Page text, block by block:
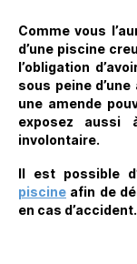
Comme vous
d’une piscine
l’obligation
sous peine
une amende
exposez aussi
involontaire.
Il est possible
piscine afin de
en cas d’accident.